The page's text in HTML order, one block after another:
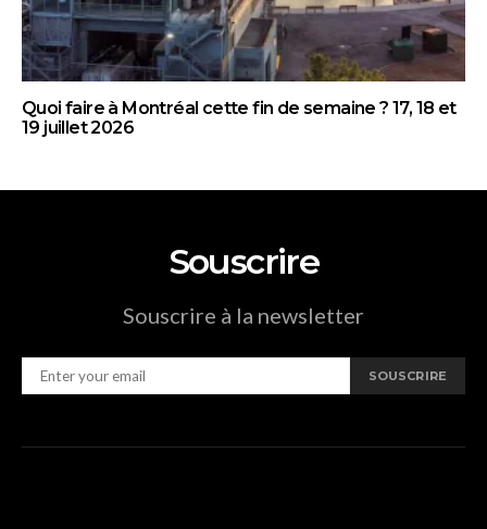
Quoi faire à Montréal cette fin de semaine ? 17, 18 et
19 juillet 2026
Souscrire
Souscrire à la newsletter
SOUSCRIRE